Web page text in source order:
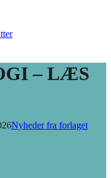
– LÆS
Nyheder fra forlaget